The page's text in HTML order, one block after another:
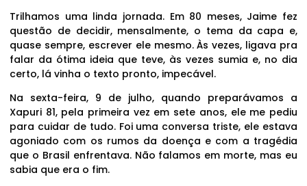
Trilhamos uma linda jornada. Em 80 meses, Jaime fez
questão de decidir, mensalmente, o tema da capa e,
quase sempre, escrever ele mesmo. Às vezes, ligava pra
falar da ótima ideia que teve, às vezes sumia e, no dia
certo, lá vinha o texto pronto, impecável.
Na sexta-feira, 9 de julho, quando preparávamos a
Xapuri 81, pela primeira vez em sete anos, ele me pediu
para cuidar de tudo. Foi uma conversa triste, ele estava
agoniado com os rumos da doença e com a tragédia
que o Brasil enfrentava. Não falamos em morte, mas eu
sabia que era o fim.